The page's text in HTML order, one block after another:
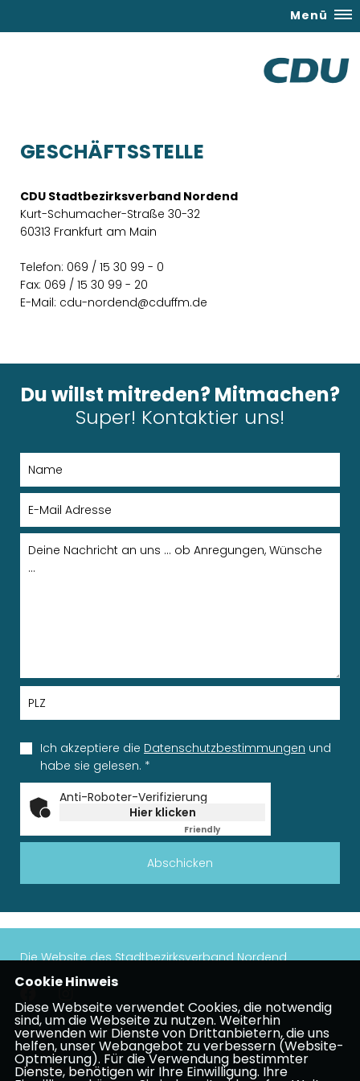
Menü
GESCHÄFTSSTELLE
CDU Stadtbezirksverband Nordend
Kurt-Schumacher-Straße 30-32
60313 Frankfurt am Main
Telefon: 069 / 15 30 99 - 0
Fax: 069 / 15 30 99 - 20
E-Mail: cdu-nordend@cduffm.de
Du willst mitreden? Mitmachen?
Super! Kontaktier uns!
Ich akzeptiere die Datenschutzbestimmungen und
habe sie gelesen. *
Anti-Roboter-Verifizierung
Hier klicken
Friendly
Abschicken
Die Website des Stadtbezirksverband Nordend
Impressum Datenschutz Kontakt
CDU Frankfurt
Cookie Hinweis
Diese Webseite verwendet Cookies, die notwendig
sind, um die Webseite zu nutzen. Weiterhin
verwenden wir Dienste von Drittanbietern, die uns
helfen, unser Webangebot zu verbessern (Website-
Optmierung). Für die Verwendung bestimmter
Dienste, benötigen wir Ihre Einwilligung. Ihre